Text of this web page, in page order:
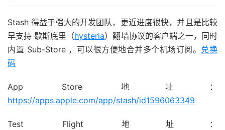
Stash 得益于强大的开发团队，更近进度很快，并且是比较
早支持 歇斯底里（hysteria）翻墙协议的客户端之一，同时
内置 Sub-Store ，可以很方便地合并多个机场订阅。 兑换
码
App Store 地址：
https://apps.apple.com/app/stash/id1596063349
Test Flight 地址：